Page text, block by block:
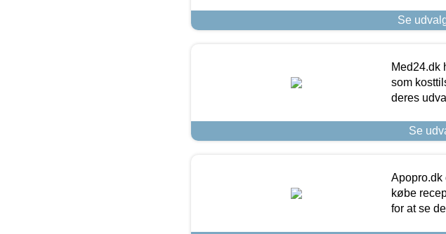
Se
Med24.dk
som
deres
Se
Apopro.dk
købe
for at se